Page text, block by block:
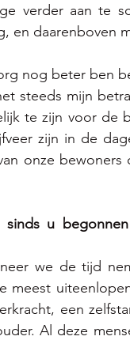
verder aan te
en daarenboven
nog beter ben
steeds mijn
te zijn voor de
zijn in de
onze bewoners
u
we de tijd
meest
een
Al deze